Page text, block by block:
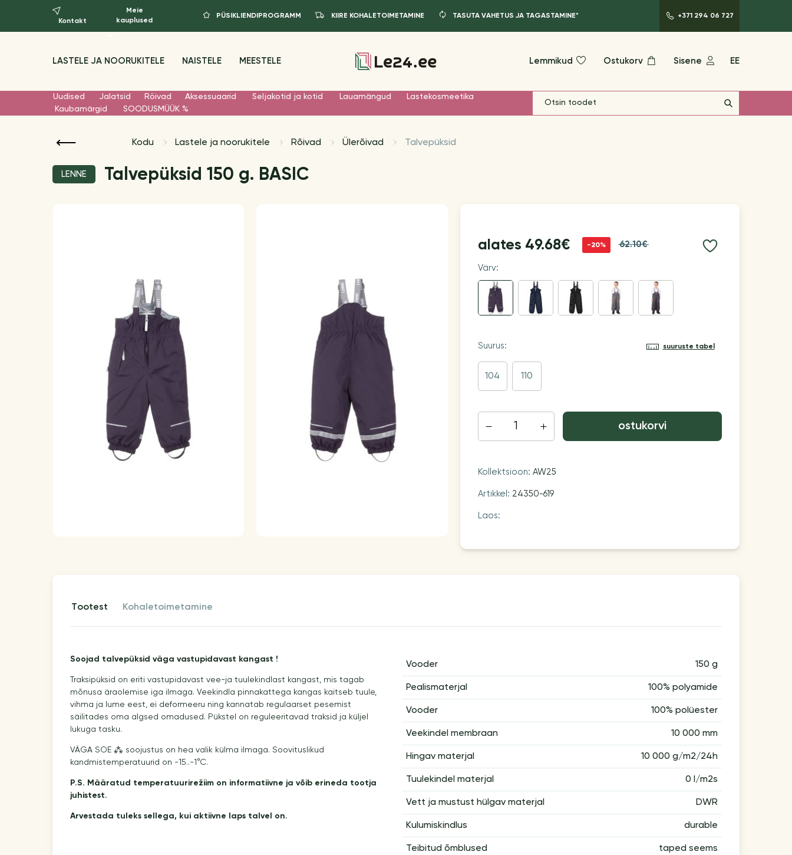
Kontakt
Meie
kauplused
PÜSIKLIENDIPROGRAMM KIIRE KOHALETOIMETAMINE TASUTA VAHETUS JA TAGASTAMINE* +371 294 06 727
LASTELE JA NOORUKITELE NAISTELE MEESTELE Lemmikud Ostukorv Sisene EE
Uudised Jalatsid Rõivad Aksessuaarid Seljakotid ja kotid Lauamängud
Lastekosmeetika
Kaubamärgid
SOODUSMÜÜK %
Kodu Lastele ja noorukitele Rõivad Ülerõivad Talvepüksid
LENNE Talvepüksid 150 g. BASIC
alates 49.68€ -20% 62.10€
Värv:
Suurus: suuruste tabel
104 110
ostukorvi
Kollektsioon: AW25
Artikkel: 24350-619
Laos:
tootest kohaletoimetamine
Soojad talvepüksid väga vastupidavast kangast !
Traksipüksid on eriti vastupidavast vee-ja tuulekindlast kangast, mis tagab
mõnusa äraolemise iga ilmaga. Veekindla pinnakattega kangas kaitseb tuule,
vihma ja lume eest, ei deformeeru ning kannatab regulaarset pesemist
säilitades oma algsed omadused. Pükstel on reguleeritavad traksid ja küljel
lukuga tasku.
VÄGA SOE ⁂ soojustus on hea valik külma ilmaga. Soovituslikud
kandmistemperatuurid on -15..-1°C.
P.S. Määratud temperatuurirežiim on informatiivne ja võib erineda tootja
juhistest.
Arvestada tuleks sellega, kui aktiivne laps talvel on.
Vooder 150 g
Pealismaterjal 100% polyamide
Vooder 100% polüester
Veekindel membraan 10 000 mm
Hingav materjal 10 000 g/m2/24h
Tuulekindel materjal 0 l/m2s
Vett ja mustust hülgav materjal DWR
Kulumiskindlus durable
Teibitud õmblused taped seems